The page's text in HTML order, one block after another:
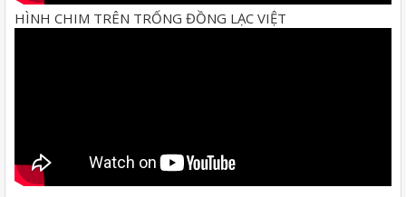
HÌNH CHIM TRÊN TRỐNG ĐỒNG LẠC VIỆT